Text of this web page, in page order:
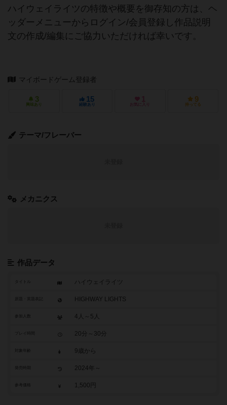
ハイウェイライツの特徴や概要を御存知の方は、ヘ
ッダーメニューからログイン/会員登録し作品説明
文の作成/編集にご協力いただければ幸いです。
マイボードゲーム登録者
3
興味あり
15
経験あり
1
お気に入り
9
持ってる
テーマ/フレーバー
メカニクス
作品データ
タイトル ハイウェイライツ
HIGHWAY LIGHTS
参加人数 4人～5人
20分～30分
9歳から
2024年～
参考価格 1,500円